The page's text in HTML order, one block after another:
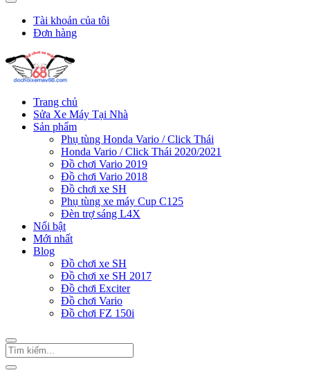
Tài khoản của tôi
Đơn hàng
Trang chủ
Sửa Xe Máy Tại Nhà
Sản phẩm
Phụ tùng Honda Vario / Click Thái
Honda Vario / Click Thái 2020/2021
Đồ chơi Vario 2019
Đồ chơi Vario 2018
Đồ chơi xe SH
Phụ tùng xe máy Cup C125
Đèn trợ sáng L4X
Nổi bật
Mới nhất
Blog
Đồ chơi xe SH
Đồ chơi xe SH 2017
Đồ chơi Exciter
Đồ chơi Vario
Đồ chơi FZ 150i